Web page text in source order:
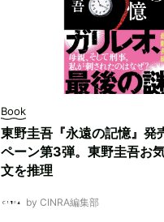
Book
東野圭吾『永遠の記憶』発
ペーン第3弾。東野圭吾お
文を推理
by CINRA編集部